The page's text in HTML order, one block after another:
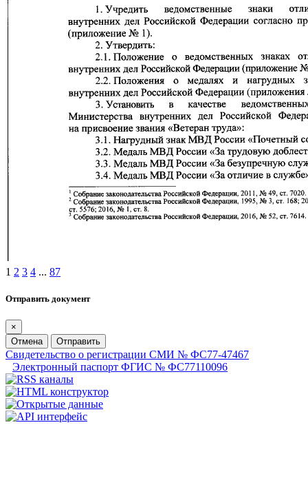
1 2 3 4 ... 87
Отправить документ
×
Отмена
Отправить
Свидетельство о регистрации СМИ № ФС77-47467
Электронный паспорт ФГИС № ФС77110096